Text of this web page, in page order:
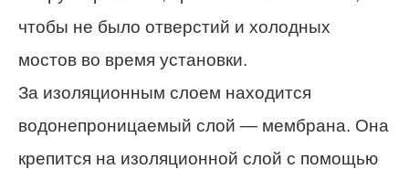
чтобы не было отверстий и холодных
мостов во время установки.
За изоляционным слоем находится
водонепроницаемый слой — мембрана. Она
крепится на изоляционной слой с помощью